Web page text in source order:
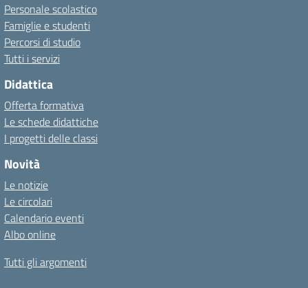
Personale scolastico
Famiglie e studenti
Percorsi di studio
Tutti i servizi
Didattica
Offerta formativa
Le schede didattiche
I progetti delle classi
Novità
Le notizie
Le circolari
Calendario eventi
Albo online
Tutti gli argomenti